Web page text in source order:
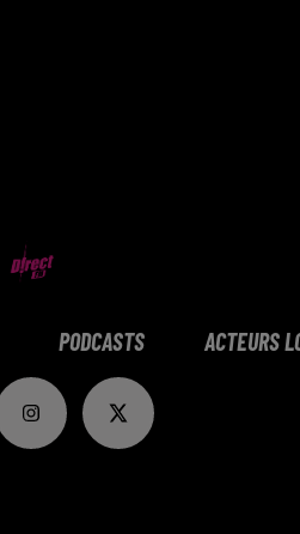
PODCASTS ACTEURS